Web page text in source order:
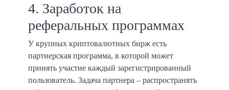
4. Заработок на
реферальных программах
У крупных криптовалютных бирж есть
партнерская программа, в которой может
принять участие каждый зарегистрированный
пользователь. Задача партнера – распространять